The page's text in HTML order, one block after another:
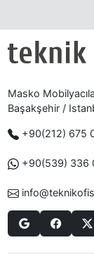
Masko
Başakşehir /
+90(212) 675
+90(539) 336